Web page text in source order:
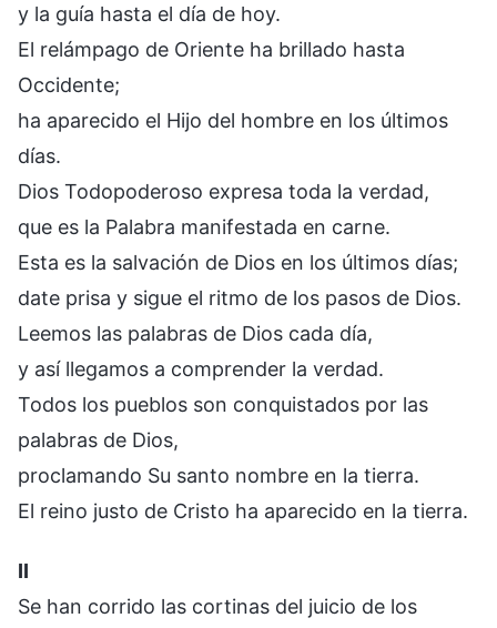
y la guía hasta el día de hoy.
El relámpago de Oriente ha brillado hasta
Occidente;
ha aparecido el Hijo del hombre en los últimos
días.
Dios Todopoderoso expresa toda la verdad,
que es la Palabra manifestada en carne.
Esta es la salvación de Dios en los últimos días;
date prisa y sigue el ritmo de los pasos de Dios.
Leemos las palabras de Dios cada día,
y así llegamos a comprender la verdad.
Todos los pueblos son conquistados por las
palabras de Dios,
proclamando Su santo nombre en la tierra.
El reino justo de Cristo ha aparecido en la tierra.
II
Se han corrido las cortinas del juicio de los